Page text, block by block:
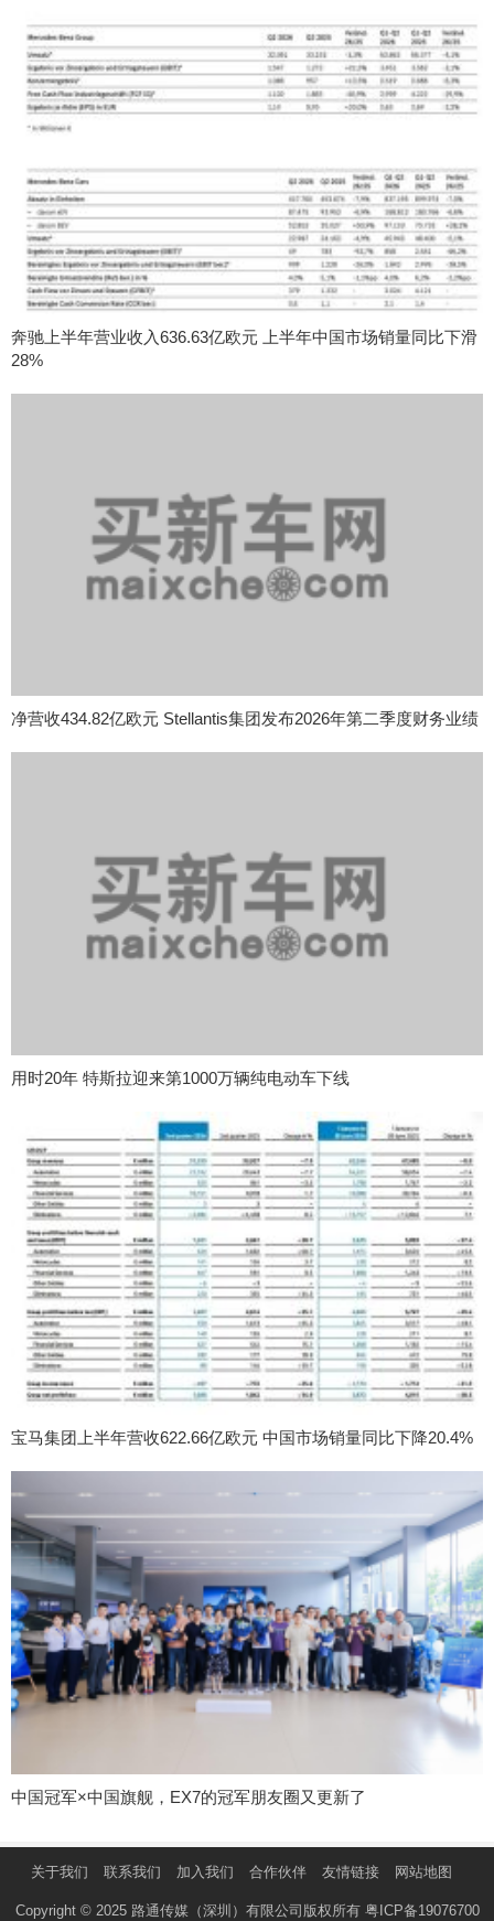
奔驰上半年营业收入636.63亿欧元 上半年中国市场销量同比下滑
28%
净营收434.82亿欧元 Stellantis集团发布2026年第二季度财务业绩
用时20年 特斯拉迎来第1000万辆纯电动车下线
宝马集团上半年营收622.66亿欧元 中国市场销量同比下降20.4%
中国冠军×中国旗舰，EX7的冠军朋友圈又更新了
关于我们 联系我们 加入我们 合作伙伴 友情链接 网站地图
Copyright © 2025 路通传媒（深圳）有限公司版权所有 粤ICP备19076700